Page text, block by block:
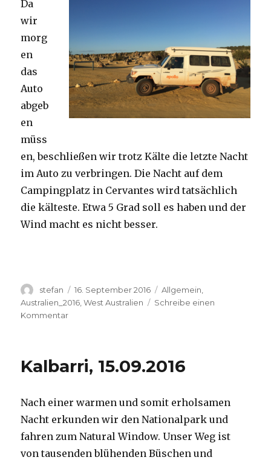
Da
wir
morg
en
das
Auto
abgeb
en
müss
en, beschließen wir trotz Kälte die letzte Nacht
im Auto zu verbringen. Die Nacht auf dem
Campingplatz in Cervantes wird tatsächlich
die kälteste. Etwa 5 Grad soll es haben und der
Wind macht es nicht besser.
Autor
stefan
Veröffentlicht
am
16. September 2016 Kategorien
Allgemein
Australien_2016 ,West Australien
Schreibe einen
Kommentarzu
Kalbarri, 15.09.2016
Nach einer warmen und somit erholsamen
Nacht erkunden wir den Nationalpark und
fahren zum Natural Window. Unser Weg ist
von tausenden blühenden Büschen und